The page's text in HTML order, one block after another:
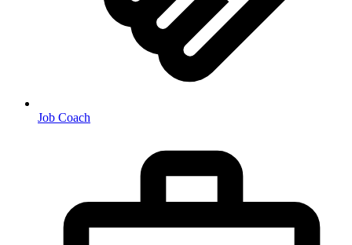
Job Coach